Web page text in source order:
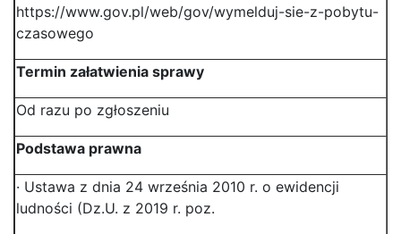
https://www.gov.pl/web/gov/wymelduj-sie-z-pobytu-
czasowego
Termin załatwienia sprawy
Od razu po zgłoszeniu
Podstawa prawna
· Ustawa z dnia 24 września 2010 r. o ewidencji
ludności (Dz.U. z 2019 r. poz.